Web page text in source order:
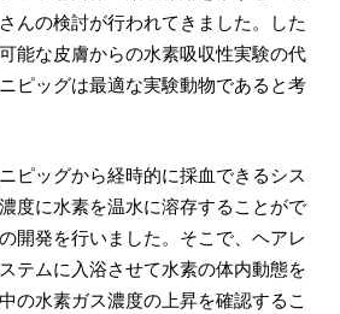
んの検討が行われてきました。した
能な皮膚からの水素吸収性実験の代
ピッグは最適な実験動物であると考
ピッグから経時的に採血できるシス
度に水素を温水に溶存することがで
開発を行いました。そこで、ヘアレ
テムに入浴させて水素の体内動態を
の水素ガス濃度の上昇を確認するこ